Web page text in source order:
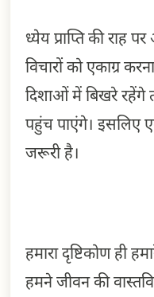
ध्येय प्राप्ति की राह
विचारों को एकाग्र
दिशाओं में बिखरे रहेंगे
पहुंच पाएंगे। इसलिए
जरूरी है।
हमारा दृष्टिकोण ही
हमने जीवन की